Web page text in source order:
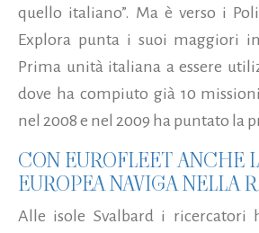
quello italiano”. Ma è verso i
Explora punta i suoi maggiori
Prima unità italiana a essere
dove ha compiuto già 10
nel 2008 e nel 2009 ha puntato la
CON EUROFLEET ANCHE
EUROPEA NAVIGA NELLA
Alle isole Svalbard i ricercatori